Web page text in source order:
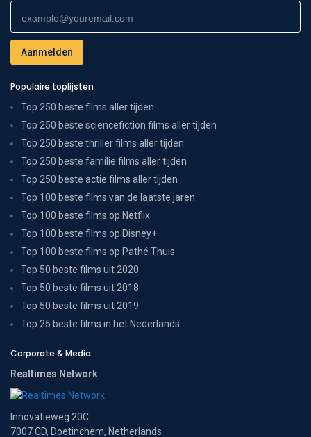
Populaire toplijsten
Top 250 beste films aller tijden
Top 250 beste sciencefiction films aller tijden
Top 250 beste thriller films aller tijden
Top 250 beste familie films aller tijden
Top 250 beste actie films aller tijden
Top 100 beste films van de laatste jaren
Top 100 beste films op Netflix
Top 100 beste films op Disney+
Top 100 beste films op Pathé Thuis
Top 50 beste films uit 2020
Top 50 beste films uit 2018
Top 50 beste films uit 2019
Top 25 beste films in het Nederlands
Corporate & Media
Realtimes Network
Innovatieweg 20C
7007 CD, Doetinchem, Netherlands